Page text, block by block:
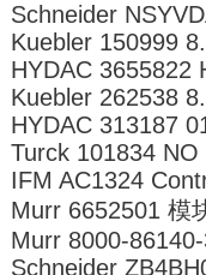
Schneider
Kuebler 150999
HYDAC 3655822
Kuebler 262538
HYDAC 313187
Turck 101834
IFM AC1324
Murr 6652501 模
Murr 8000-
Schneider